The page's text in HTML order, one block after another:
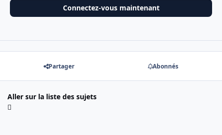
Connectez-vous maintenant
Partager Abonnés
Aller sur la liste des sujets